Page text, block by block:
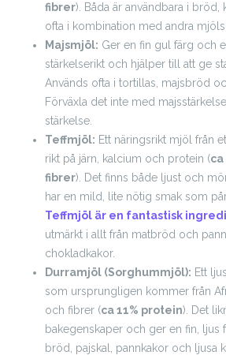
fibrer). Båda är användbara i bröd,
ofta i kombination med andra
Majsmjöl: Ger en fin gul färg och
stärkelserikt och hjälper till att ge
Används ofta i tortillas, majsbröd
Förväxla det inte med
stärkelse.
Teffmjöl: Ett näringsrikt mjöl från
rikt på järn, kalcium och protein (ca
fibrer). Det finns både ljust och
har en mild, lite nötig smak som
Teffmjöl är en fantastisk
utmärkt i allt från matbröd och
chokladkakor.
Durramjöl (Sorghummjöl): Ett
som ursprungligen kommer från
och fibrer (ca 11% protein). Det
bakegenskaper och ger en fin, ljus
bröd, pajskal, pannkakor och ljusa